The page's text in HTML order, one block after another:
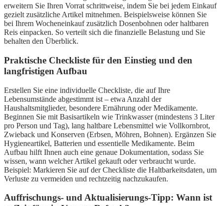
erweitern Sie Ihren Vorrat schrittweise, indem Sie bei jedem Einkauf
gezielt zusätzliche Artikel mitnehmen. Beispielsweise können Sie
bei Ihrem Wocheneinkauf zusätzlich Dosenbohnen oder haltbaren
Reis einpacken. So verteilt sich die finanzielle Belastung und Sie
behalten den Überblick.
Praktische Checkliste für den Einstieg und den
langfristigen Aufbau
Erstellen Sie eine individuelle Checkliste, die auf Ihre
Lebensumstände abgestimmt ist – etwa Anzahl der
Haushaltsmitglieder, besondere Ernährung oder Medikamente.
Beginnen Sie mit Basisartikeln wie Trinkwasser (mindestens 3 Liter
pro Person und Tag), lang haltbare Lebensmittel wie Vollkornbrot,
Zwieback und Konserven (Erbsen, Möhren, Bohnen). Ergänzen Sie
Hygieneartikel, Batterien und essentielle Medikamente. Beim
Aufbau hilft Ihnen auch eine genaue Dokumentation, sodass Sie
wissen, wann welcher Artikel gekauft oder verbraucht wurde.
Beispiel: Markieren Sie auf der Checkliste die Haltbarkeitsdaten, um
Verluste zu vermeiden und rechtzeitig nachzukaufen.
Auffrischungs- und Aktualisierungs-Tipp: Wann ist